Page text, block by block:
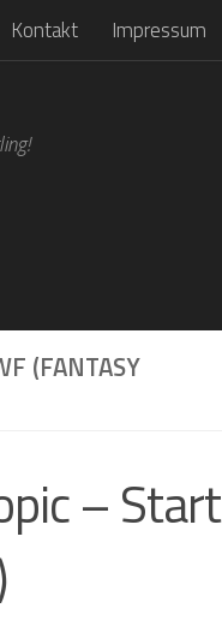
Kontakt Impressum
(FANTASY
– Start